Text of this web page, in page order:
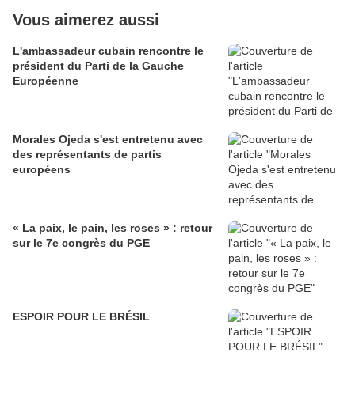
Vous aimerez aussi
L'ambassadeur cubain rencontre le
président du Parti de la Gauche
Européenne
Morales Ojeda s'est entretenu avec
des représentants de partis
européens
« La paix, le pain, les roses » : retour
sur le 7e congrès du PGE
ESPOIR POUR LE BRÉSIL